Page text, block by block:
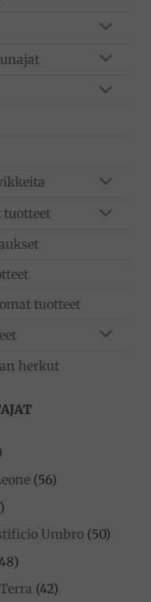
tuotteet
tuotteet
herkut
(56)
Umbro (50)
(42)